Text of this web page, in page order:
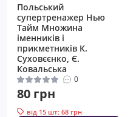
Польський
супертренажер Нью
Тайм Множина
іменників і
прикметників К.
Суховєєнко, Є.
Ковальська
0
80 грн
від 15 шт: 68 грн